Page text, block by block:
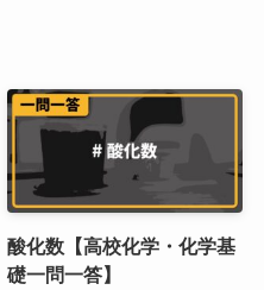
酸化数【高校化学・化学基
礎一問一答】